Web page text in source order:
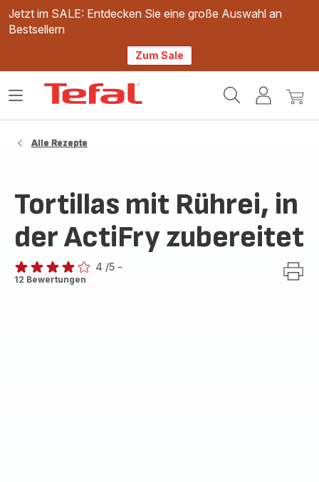
Jetzt im SALE: Entdecken Sie eine große Auswahl an
Bestsellern
Zum Sale
Mein
Mein
Das
Alle Rezepte
Tortillas mit Rührei, in
der ActiFry zubereitet
Bewertung
4 /5 -
12 Bewertungen